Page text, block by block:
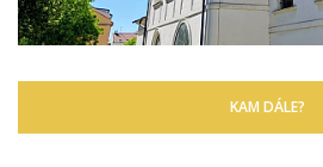
KAM DÁLE?